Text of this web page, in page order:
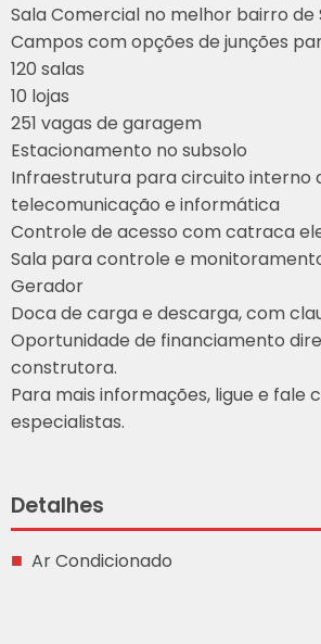
Sala Comercial no melhor bairro de
Campos com opções de junções
120 salas
10 lojas
251 vagas de garagem
Estacionamento no subsolo
Infraestrutura para circuito interno
telecomunicação e informática
Controle de acesso com catraca
Sala para controle e
Gerador
Doca de carga e descarga, com
Oportunidade de financiamento
construtora.
Para mais informações, ligue e fale
especialistas.
Detalhes
Ar Condicionado